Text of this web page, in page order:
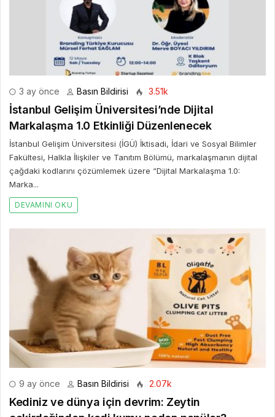
3 ay önce Basın Bildirisi 3.51k
İstanbul Gelişim Üniversitesi’nde Dijital
Markalaşma 1.0 Etkinliği Düzenlenecek
İstanbul Gelişim Üniversitesi (İGÜ) İktisadi, İdari ve Sosyal Bilimler
Fakültesi, Halkla İlişkiler ve Tanıtım Bölümü, markalaşmanın dijital
çağdaki kodlarını çözümlemek üzere “Dijital Markalaşma 1.0:
Marka...
DEVAMINI OKU
9 ay önce Basın Bildirisi 2.07k
Kediniz ve dünya için devrim: Zeytin